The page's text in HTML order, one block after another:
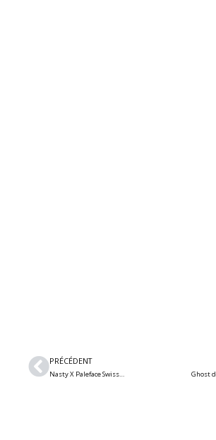
Précédent
PRÉCÉDENT
Nasty X Paleface Swiss dévoilent leur percutante collaboration intitulée « Talk »